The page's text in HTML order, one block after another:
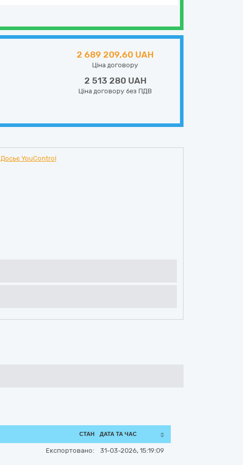
2 689 209,60 UAH
Ціна договору
2 513 280 UAH
Ціна договору без ПДВ
Досьє YouControl
СТАН ДАТА ТА ЧАС
Експортовано: 31-03-2026, 15:19:09